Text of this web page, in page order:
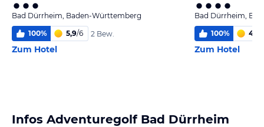
Bad Dürrheim, Baden-Württemberg
100% 5,9/6 2 Bew.
Zum Hotel
Bad Dürrheim,
100% 4,2
Zum Hotel
Infos Adventuregolf Bad Dürrheim